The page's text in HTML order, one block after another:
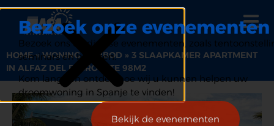
HOME»WONING AANBOD » 3 SLAAPKAMER APARTMENT
IN ALFAZ DEL PI GROOTTE 98M2
Bezoek onze evenementen
Bezoek ons op diverse evenementen, zoals
seminars en beurzen.
Kom langs en ontdek hoe wij u kunnen helpen uw
droomwoning in Spanje te vinden!